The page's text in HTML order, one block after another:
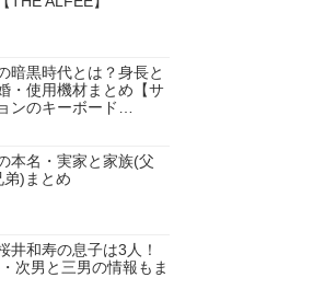
暗黒時代とは？身長と
・使用機材まとめ【サ
ンのキーボード…
本名・実家と家族(父
)まとめ
井和寿の息子は3人！
次男と三男の情報もま